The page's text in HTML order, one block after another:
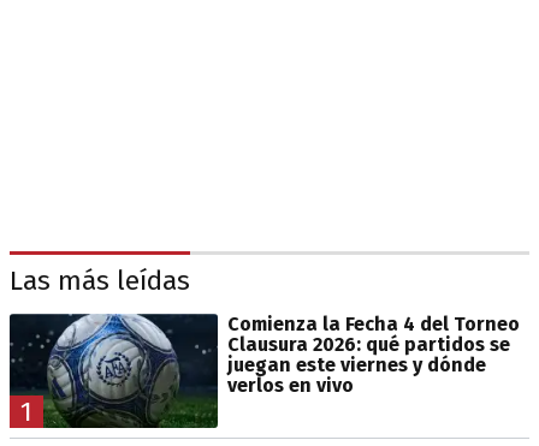
Las más leídas
1
Comienza la Fecha 4 del Torneo
Clausura 2026: qué partidos se
juegan este viernes y dónde
verlos en vivo